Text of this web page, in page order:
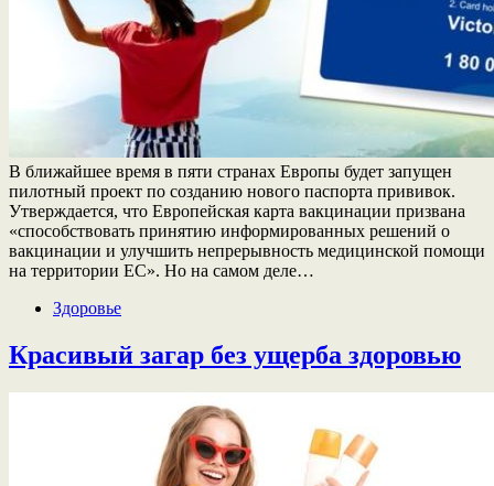
В ближайшее время в пяти странах Европы будет запущен
пилотный проект по созданию нового паспорта прививок.
Утверждается, что Европейская карта вакцинации призвана
«способствовать принятию информированных решений о
вакцинации и улучшить непрерывность медицинской помощи
на территории ЕС». Но на самом деле…
Здоровье
Красивый загар без ущерба здоровью